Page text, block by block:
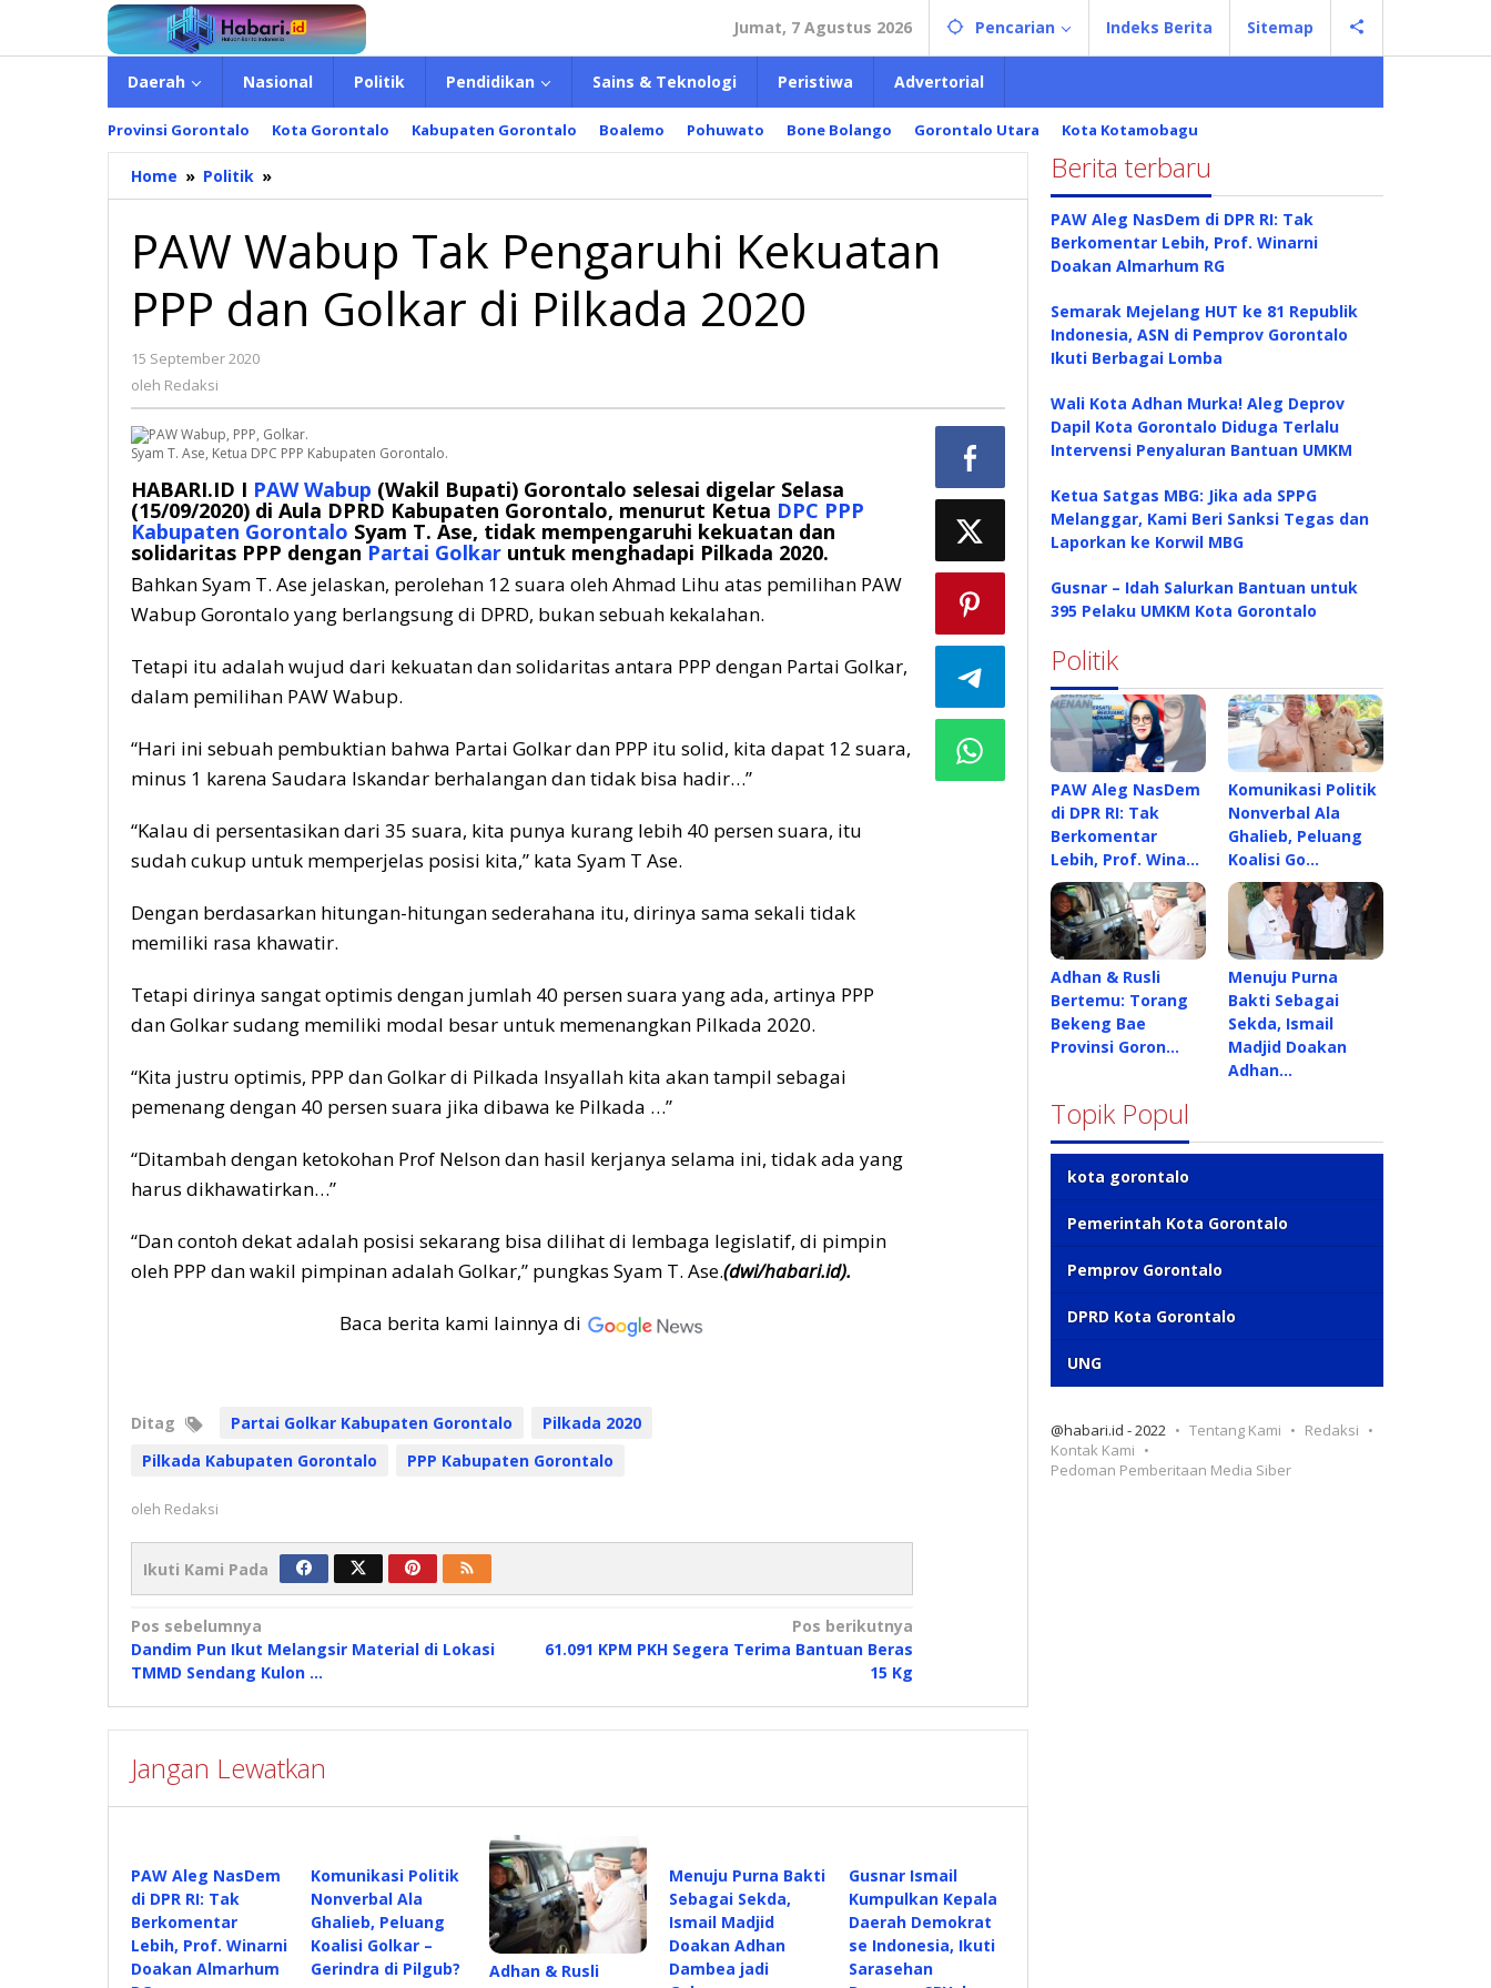
konten
Jumat, 7 Agustus 2026 Pencarian Indeks Berita Sitemap
Daerah Nasional Politik Pendidikan Sains & Teknologi Peristiwa Advertorial
Provinsi Gorontalo Kota Gorontalo Kabupaten Gorontalo Boalemo Pohuwato Bone Bolango Gorontalo Utara Kota Kotamobagu
Home » Politik »
Wabup
Pengaruhi
Kekuatan
dan
2020
PAW Wabup Tak Pengaruhi Kekuatan
PPP dan Golkar di Pilkada 2020
15 September 2020
oleh Redaksi
Syam T. Ase, Ketua DPC PPP Kabupaten Gorontalo.
HABARI.ID I PAW Wabup (Wakil Bupati) Gorontalo selesai digelar Selasa
(15/09/2020) di Aula DPRD Kabupaten Gorontalo, menurut Ketua DPC PPP
Kabupaten Gorontalo Syam T. Ase, tidak mempengaruhi kekuatan dan
solidaritas PPP denganPartai Golkar untuk menghadapi Pilkada 2020.
Bahkan Syam T. Ase jelaskan, perolehan 12 suara oleh Ahmad Lihu atas pemilihan PAW
Wabup Gorontalo yang berlangsung di DPRD, bukan sebuah kekalahan.
Tetapi itu adalah wujud dari kekuatan dan solidaritas antara PPP dengan Partai Golkar,
dalam pemilihan PAW Wabup.
“Hari ini sebuah pembuktian bahwa Partai Golkar dan PPP itu solid, kita dapat 12 suara,
minus 1 karena Saudara Iskandar berhalangan dan tidak bisa hadir…”
“Kalau di persentasikan dari 35 suara, kita punya kurang lebih 40 persen suara, itu
sudah cukup untuk memperjelas posisi kita,” kata Syam T Ase.
Dengan berdasarkan hitungan-hitungan sederahana itu, dirinya sama sekali tidak
memiliki rasa khawatir.
Tetapi dirinya sangat optimis dengan jumlah 40 persen suara yang ada, artinya PPP
dan Golkar sudang memiliki modal besar untuk memenangkan Pilkada 2020.
“Kita justru optimis, PPP dan Golkar di Pilkada Insyallah kita akan tampil sebagai
pemenang dengan 40 persen suara jika dibawa ke Pilkada …”
“Ditambah dengan ketokohan Prof Nelson dan hasil kerjanya selama ini, tidak ada yang
harus dikhawatirkan…”
“Dan contoh dekat adalah posisi sekarang bisa dilihat di lembaga legislatif, di pimpin
oleh PPP dan wakil pimpinan adalah Golkar,” pungkas Syam T. Ase.(dwi/habari.id).
Baca berita kami lainnya di
Ditag Partai Golkar Kabupaten Gorontalo
Pilkada 2020
Pilkada Kabupaten Gorontalo
PPP Kabupaten Gorontalo
oleh Redaksi
Ikuti Kami Pada
Navigasi
pos
Pos sebelumnya
Dandim Pun Ikut Melangsir Material di Lokasi
TMMD Sendang Kulon …
Pos berikutnya
61.091 KPM PKH Segera Terima Bantuan Beras
15 Kg
Jangan Lewatkan
PAW Aleg NasDem
di DPR RI: Tak
Berkomentar
Lebih, Prof. Winarni
Doakan Almarhum
Komunikasi Politik
Nonverbal Ala
Ghalieb, Peluang
Koalisi Golkar –
Gerindra di Pilgub?
Adhan & Rusli
Menuju Purna Bakti
Sebagai Sekda,
Ismail Madjid
Doakan Adhan
Dambea jadi
Gusnar Ismail
Kumpulkan Kepala
Daerah Demokrat
se Indonesia, Ikuti
Sarasehan
Berita terbaru
PAW Aleg NasDem di DPR RI: Tak
Berkomentar Lebih, Prof. Winarni
Doakan Almarhum RG
Semarak Mejelang HUT ke 81 Republik
Indonesia, ASN di Pemprov Gorontalo
Ikuti Berbagai Lomba
Wali Kota Adhan Murka! Aleg Deprov
Dapil Kota Gorontalo Diduga Terlalu
Intervensi Penyaluran Bantuan UMKM
Ketua Satgas MBG: Jika ada SPPG
Melanggar, Kami Beri Sanksi Tegas dan
Laporkan ke Korwil MBG
Gusnar – Idah Salurkan Bantuan untuk
395 Pelaku UMKM Kota Gorontalo
Politik
PAW Aleg NasDem
di DPR RI: Tak
Berkomentar
Lebih, Prof. Wina…
Komunikasi Politik
Nonverbal Ala
Ghalieb, Peluang
Koalisi Go…
Adhan & Rusli
Bertemu: Torang
Bekeng Bae
Provinsi Goron…
Menuju Purna
Bakti Sebagai
Sekda, Ismail
Madjid Doakan
Adhan…
Topik Popul
kota gorontalo
Pemerintah Kota Gorontalo
Pemprov Gorontalo
DPRD Kota Gorontalo
UNG
@habari.id - 2022 Tentang Kami
Redaksi
Kontak Kami
Pedoman Pemberitaan Media Siber